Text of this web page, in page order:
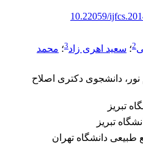
10.22059/
2؛ سعید اهری زاد3؛ محمد
دانشجوی دکتری اصلاح
تبریز
تبریز
طبیعی دانشگاه تهران